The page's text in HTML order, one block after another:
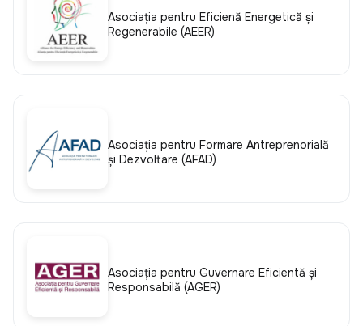
Asociaţia pentru Eficienţă Energetică şi
Regenerabile (AEER)
Asociația pentru Formare Antreprenorială
și Dezvoltare (AFAD)
Asociaţia pentru Guvernare Eficientă şi
Responsabilă (AGER)